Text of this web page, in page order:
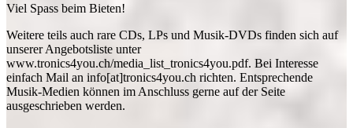
Viel Spass beim Bieten!
Weitere teils auch rare CDs, LPs und Musik-DVDs finden sich auf
unserer Angebotsliste unter
www.tronics4you.ch/media_list_tronics4you.pdf. Bei Interesse
einfach Mail an info[at]tronics4you.ch richten. Entsprechende
Musik-Medien können im Anschluss gerne auf der Seite
ausgeschrieben werden.